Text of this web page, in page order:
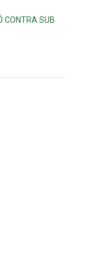
CONTRA SUB